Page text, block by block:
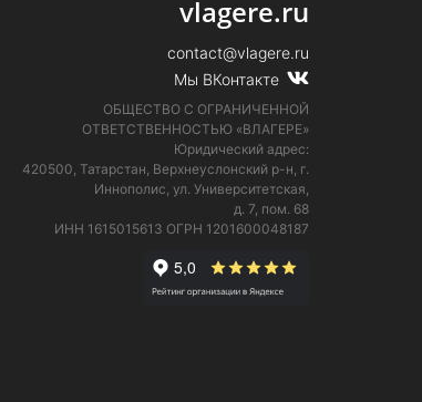
vlagere.ru
contact@vlagere.ru
Мы ВКонтакте
ОБЩЕСТВО С ОГРАНИЧЕННОЙ
ОТВЕТСТВЕННОСТЬЮ «ВЛАГЕРЕ»
Юридический адрес:
420500, Татарстан, Верхнеуслонский р-н, г.
Иннополис, ул. Университетская,
д. 7, пом. 68
ИНН 1615015613 ОГРН 1201600048187